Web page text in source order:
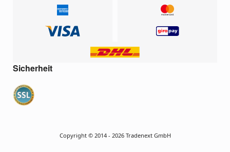
Sicherheit
Copyright © 2014 - 2026 Tradenext GmbH